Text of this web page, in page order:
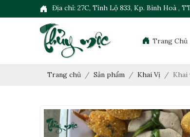
Địa chỉ: 27C, Tỉnh Lộ 833, Kp. Bình Hoà ,
Trang Chủ
Trang chủ Sản phẩm Khai Vị Khai